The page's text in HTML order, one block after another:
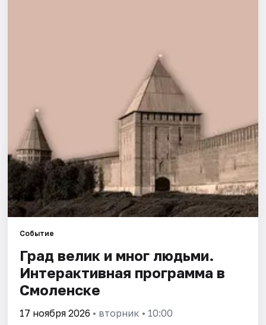
Событие
Град велик и мног людьми.
Интерактивная программа в
Смоленске
17 ноября 2026 • вторник • 10:00